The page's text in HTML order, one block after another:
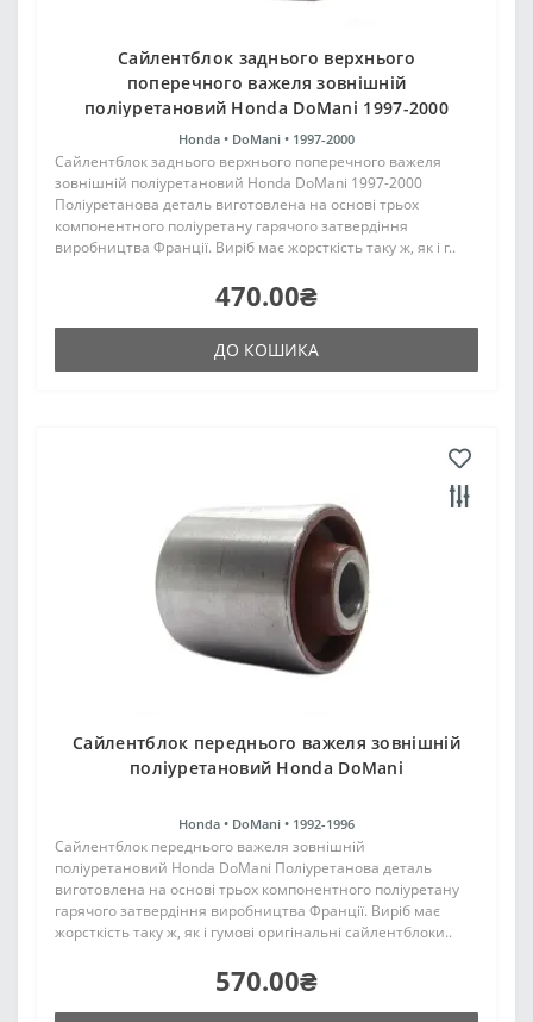
Сайлентблок заднього верхнього
поперечного важеля зовнішній
поліуретановий Honda DoMani 1997-2000
Honda • DoMani • 1997-2000
Сайлентблок заднього верхнього поперечного важеля
зовнішній поліуретановий Honda DoMani 1997-2000
Поліуретанова деталь виготовлена на основі трьох
компонентного поліуретану гарячого затвердіння
виробництва Франції. Виріб має жорсткість таку ж, як і г..
470.00₴
ДО КОШИКА
Сайлентблок переднього важеля зовнішній
поліуретановий Honda DoMani
Honda • DoMani • 1992-1996
Сайлентблок переднього важеля зовнішній
поліуретановий Honda DoMani Поліуретанова деталь
виготовлена на основі трьох компонентного поліуретану
гарячого затвердіння виробництва Франції. Виріб має
жорсткість таку ж, як і гумові оригінальні сайлентблоки..
570.00₴